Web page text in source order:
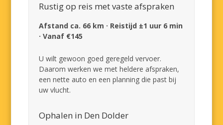
Rustig op reis met vaste afspraken
Afstand ca. 66 km · Reistijd ±1 uur 6 min
· Vanaf €145
U wilt gewoon goed geregeld vervoer.
Daarom werken we met heldere afspraken,
een nette auto en een planning die past bij
uw vlucht.
Ophalen in Den Dolder